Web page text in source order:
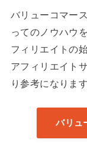
バリューコマー
ってのノウハウ
フィリエイトの
アフィリエイト
り参考になります
バリュ